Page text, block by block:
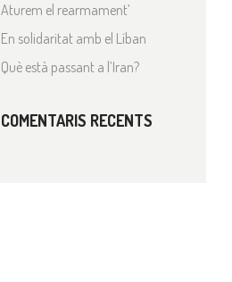
Aturem el rearmament’
En solidaritat amb el Líban
Què està passant a l’Iran?
COMENTARIS RECENTS